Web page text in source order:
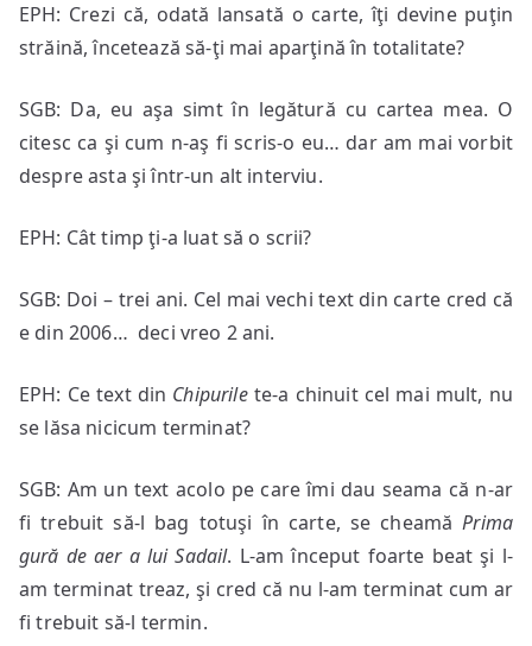
EPH: Crezi că, odată lansată o carte, îţi devine puţin
străină, încetează să-ţi mai aparţină în totalitate?
SGB: Da, eu aşa simt în legătură cu cartea mea. O
citesc ca şi cum n-aş fi scris-o eu… dar am mai vorbit
despre asta şi într-un alt interviu.
EPH: Cât timp ţi-a luat să o scrii?
SGB: Doi – trei ani. Cel mai vechi text din carte cred că
e din 2006… deci vreo 2 ani.
EPH: Ce text din Chipurilete-a chinuit cel mai mult, nu
se lăsa nicicum terminat?
SGB: Am un text acolo pe care îmi dau seama că n-ar
fi trebuit să-l bag totuşi în carte, se cheamăPrima
gură de aer a lui Sadail. L-am început foarte beat şi l-
am terminat treaz, şi cred că nu l-am terminat cum ar
fi trebuit să-l termin.